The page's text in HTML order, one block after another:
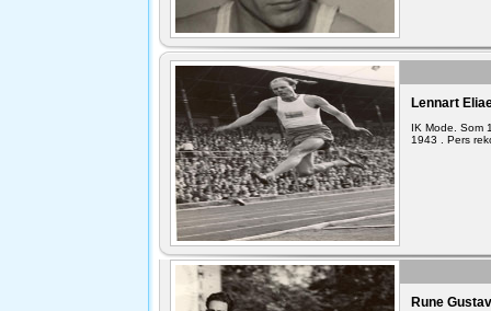
Lennart
IK Mode. Som
1943 . Pers
Rune